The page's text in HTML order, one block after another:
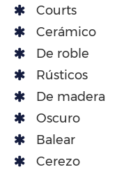
Courts
Cerámico
De roble
Rústicos
De madera
Oscuro
Balear
Cerezo